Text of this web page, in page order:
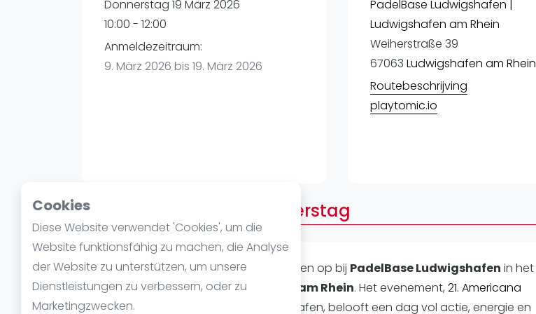
Cookies
Diese Website verwendet 'Cookies', um die
Website funktionsfähig zu machen, die Analyse
der Website zu unterstützen, um unsere
Dienstleistungen zu verbessern, oder zu
Marketingzwecken.
Verschiedenes
Donnerstag 19 März 2026
10:00 - 12:00
Anmeldezeitraum:
9. März 2026 bis 19. März 2026
PadelBase Ludwigshafen |
Ludwigshafen am Rhein
Weiherstraße 39
67063 Ludwigshafen am Rhein
Routebeschrijving
playtomic.io
Über 21. Americana Donnerstag
Laat je passie voor padelontvlammen op bij PadelBase Ludwigshafen in het
bruisende hart vanLudwigshafen am Rhein. Het evenement, 21. Americana
Donnerstag
bij PadelBase Ludwigshafen, belooft een dag vol actie, energie en